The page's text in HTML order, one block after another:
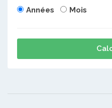
Années Mois